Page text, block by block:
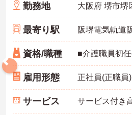
勤務地
最寄り駅
資格/職種
雇用形態 正社員(正職員)
サービス